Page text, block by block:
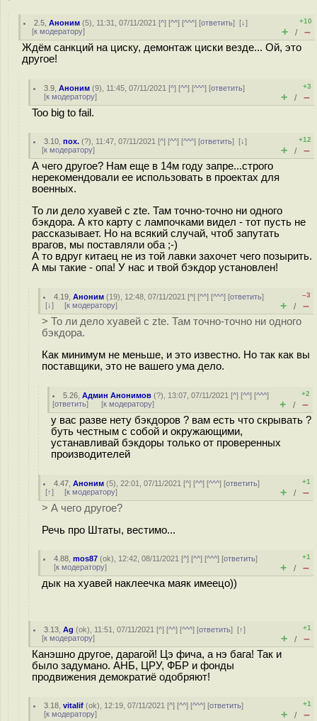
2.5 ,Аноним (5), 11:31, 07/11/2021 [^] [^^] [^^^] [ответить][↓]
[к модератору]
+10
+ / –
Ждём санкций на циску, демонтаж циски везде... Ой, это
другое!
3.9 ,Аноним (9), 11:45, 07/11/2021 [^] [^^] [^^^] [ответить]
[к модератору]
+3
+ / –
Too big to fail.
3.10 ,пох. (?), 11:47, 07/11/2021 [^] [^^] [^^^] [ответить][↓]
[к модератору]
+12
+ / –
А чего другое? Нам еще в 14м году запре...строго
нерекомендовали ее использовать в проектах для
военных.
То ли дело хуавей с zte. Там точно-точно ни одного
бэкдора. А кто карту с лампочками видел - тот пусть не
рассказывает. Но на всякий случай, чтоб запутать
врагов, мы поставляли оба ;-)
А то вдруг китаец не из той лавки захочет чего позырить.
А мы такие - опа! У нас и твой бэкдор установлен!
4.19 ,Аноним (19), 12:48, 07/11/2021 [^] [^^] [^^^] [ответить]
[↓] [к модератору]
–3
+ / –
> То ли дело хуавей с zte. Там точно-точно ни одного
бэкдора.
Как минимум не меньше, и это известно. Но так как вы
поставщики, это не вашего ума дело.
5.26 ,Админ Анонимов (?), 13:07, 07/11/2021 [^] [^^] [^^^]
[ответить] [к модератору]
+2
+ / –
у вас разве нету бэкдоров ? вам есть что скрывать ?
буть честным с собой и окружающими,
устанавливай бэкдоры только от проверенных
производителей
4.47 ,Аноним (5), 22:01, 07/11/2021 [^] [^^] [^^^] [ответить]
[↑] [к модератору]
+1
+ / –
> А чего другое?
Речь про Штаты, вестимо...
4.88 ,mos87 (ok), 12:42, 08/11/2021 [^] [^^] [^^^] [ответить]
[к модератору]
+1
+ / –
дык на хуавей наклеечка маяк имеецо))
3.13 ,Ag (ok), 11:51, 07/11/2021 [^] [^^] [^^^] [ответить][↑]
[к модератору]
+1
+ / –
Канэшно другое, дарагой! Цэ фича, а нэ бага! Так и
было задумано. АНБ, ЦРУ, ФБР и фонды
продвижения демократиё одобряют!
3.18 ,vitalif (ok), 12:19, 07/11/2021 [^] [^^] [^^^] [ответить]
[к модератору]
+1
+ / –